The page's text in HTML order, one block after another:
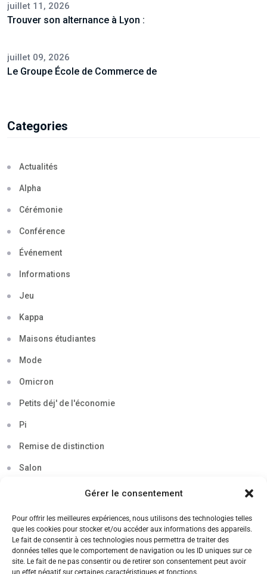
Gérer le consentement
Pour offrir les meilleures expériences, nous utilisons des technologies telles
que les cookies pour stocker et/ou accéder aux informations des appareils.
Le fait de consentir à ces technologies nous permettra de traiter des
données telles que le comportement de navigation ou les ID uniques sur ce
site. Le fait de ne pas consentir ou de retirer son consentement peut avoir
un effet négatif sur certaines caractéristiques et fonctions.
juillet 11, 2026
Trouver son alternance à Lyon :
juillet 09, 2026
Le Groupe École de Commerce de
Categories
Actualités
Alpha
Cérémonie
Conférence
Événement
Informations
Jeu
Kappa
Maisons étudiantes
Mode
Omicron
Petits déj' de l'économie
Pi
Remise de distinction
Salon
Soirée
Sortie découverte